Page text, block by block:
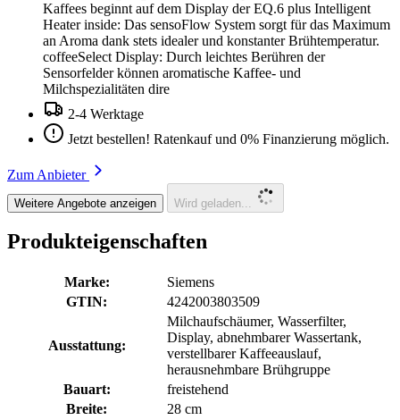
Kaffees beginnt auf dem Display der EQ.6 plus Intelligent
Heater inside: Das sensoFlow System sorgt für das Maximum
an Aroma dank stets idealer und konstanter Brühtemperatur.
coffeeSelect Display: Durch leichtes Berühren der
Sensorfelder können aromatische Kaffee- und
Milchspezialitäten dire
2-4 Werktage
Jetzt bestellen! Ratenkauf und 0% Finanzierung möglich.
Zum Anbieter
Weitere Angebote anzeigen Wird geladen...
Produkteigenschaften
Marke:
Siemens
GTIN:
4242003803509
Ausstattung:
Milchaufschäumer, Wasserfilter,
Display, abnehmbarer Wassertank,
verstellbarer Kaffeeauslauf,
herausnehmbare Brühgruppe
Bauart:
freistehend
Breite:
28 cm